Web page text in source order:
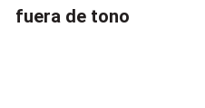
fuera de tono